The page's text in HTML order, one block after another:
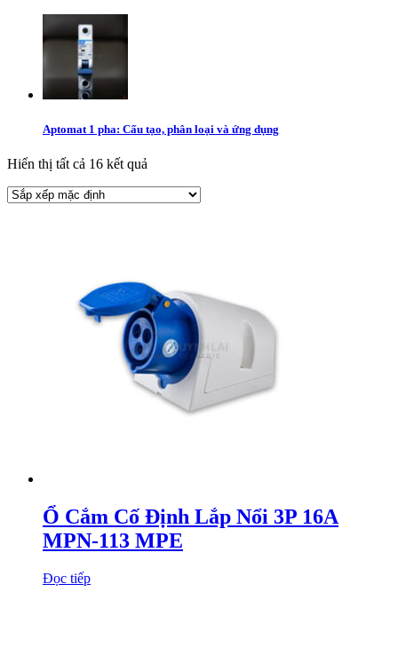
Aptomat 1 pha: Cấu tạo, phân loại và ứng dụng
Hiển thị tất cả 16 kết quả
Ổ Cắm Cố Định Lắp Nổi 3P 16A
MPN-113 MPE
Đọc tiếp